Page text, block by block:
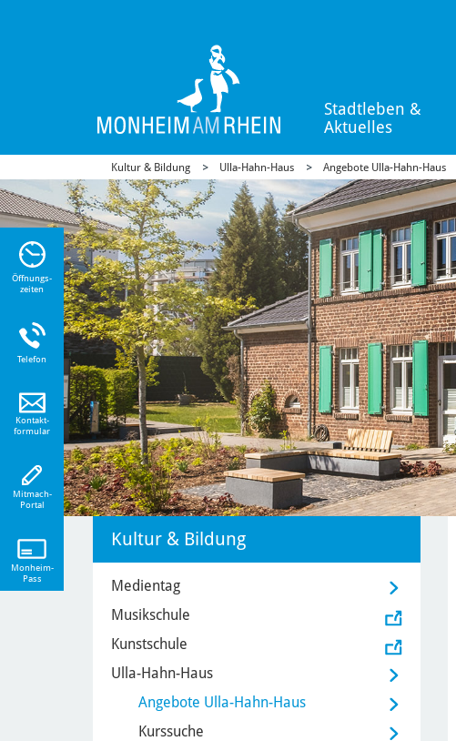
Stadtleben &
Aktuelles
Kultur & Bildung Ulla-Hahn-Haus Angebote Ulla-Hahn-Haus
Kultur & Bildung
Medientag
Musikschule
Kunstschule
Ulla-Hahn-Haus
Angebote Ulla-Hahn-Haus
Kurssuche
Öffnungs-
zeiten
Telefon
Kontakt-
formular
Mitmach-
Portal
Monheim-
Pass
Sie
zu